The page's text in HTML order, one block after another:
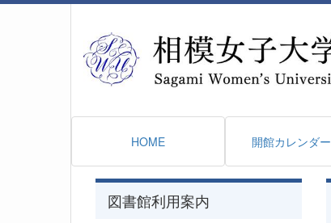
HOME 開館カレンダー
図書館利用案内